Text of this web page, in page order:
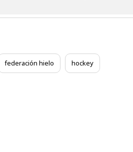
federación hielo hockey